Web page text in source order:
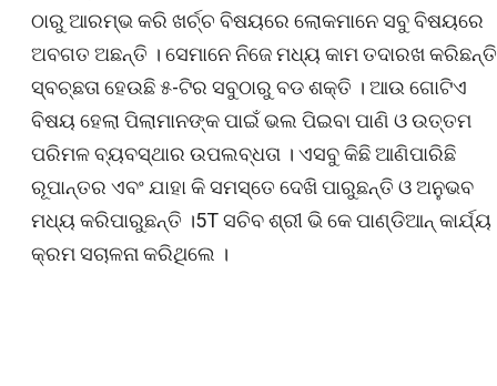
ଠାରୁ ଆରମ୍ଭ କରି ଖର୍ଚ୍ଚ ବିଷୟରେ ଲୋକମାନେ ସବୁ ବିଷୟରେ
ଅବଗତ ଅଛନ୍ତି । ସେମାନେ ନିଜେ ମଧ୍ୟ କାମ ତଦାରଖ
ସ୍ବଚ୍ଛତା ହେଉଛି ୫-ଟିର ସବୁଠାରୁ ବଡ ଶକ୍ତି । ଆଉ ଗୋଟିଏ
ବିଷୟ ହେଲା ପିଲାମାନଙ୍କ ପାଇଁ ଭଲ ପିଇବା ପାଣି ଓ ଉତ୍ତମ
ପରିମଳ ବ୍ୟବସ୍ଥାର ଉପଲବ୍‌ଧତା । ଏସବୁ କିଛି ଆଣିପାରିଛି
ରୂପାନ୍ତର ଏବଂ ଯାହା କି ସମସ୍ତେ ଦେଖି ପାରୁଛନ୍ତି ଓ ଅନୁଭବ
ମଧ୍ୟ କରିପାରୁଛନ୍ତି ।5T ସଚିବ ଶ୍ରୀ ଭି କେ ପାଣ୍ଡିଆନ୍ କାର୍ଯ୍ୟ
କ୍ରମ ସଚାଳନା କରିଥିଲେ ।